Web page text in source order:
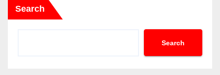
Search
Search